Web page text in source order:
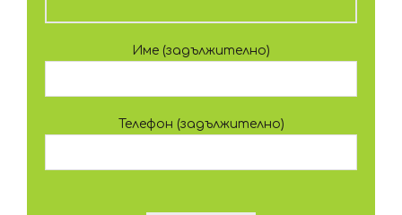
Име (задължително)
Телефон (задължително)